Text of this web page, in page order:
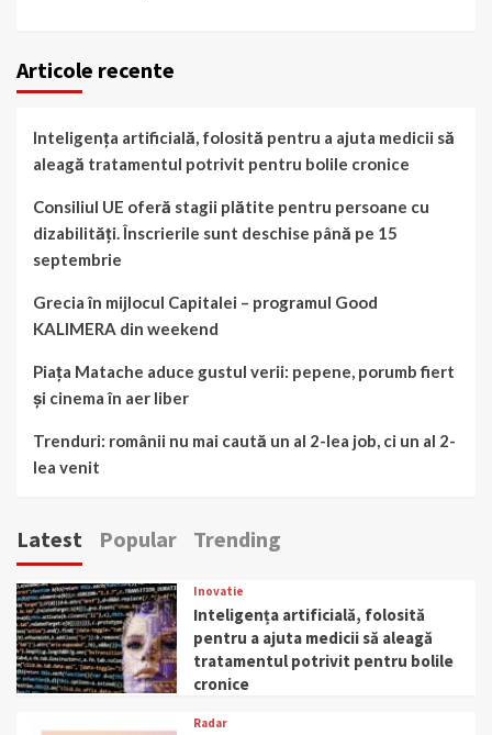
Articole recente
Inteligența artificială, folosită pentru a ajuta medicii să
aleagă tratamentul potrivit pentru bolile cronice
Consiliul UE oferă stagii plătite pentru persoane cu
dizabilități. Înscrierile sunt deschise până pe 15
septembrie
Grecia în mijlocul Capitalei – programul Good
KALIMERA din weekend
Piața Matache aduce gustul verii: pepene, porumb fiert
și cinema în aer liber
Trenduri: românii nu mai caută un al 2-lea job, ci un al 2-
lea venit
Latest Popular Trending
Inovatie
Inteligența artificială, folosită
pentru a ajuta medicii să aleagă
tratamentul potrivit pentru bolile
cronice
Radar